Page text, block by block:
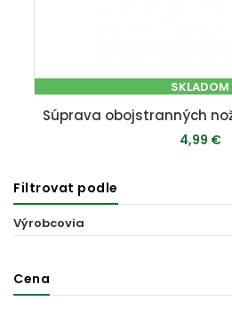
SKLADOM
4,99 €
Filtrovat podle
Výrobcovia
Cena